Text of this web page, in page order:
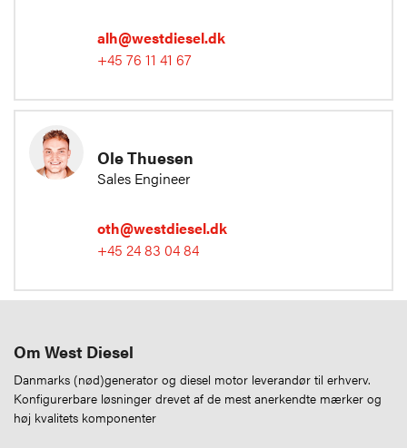
alh@westdiesel.dk
+45 76 11 41 67
Ole Thuesen
Sales Engineer
oth@westdiesel.dk
+45 24 83 04 84
Om West Diesel
Danmarks (nød)generator og diesel motor leverandør til erhverv.
Konfigurerbare løsninger drevet af de mest anerkendte mærker og
høj kvalitets komponenter